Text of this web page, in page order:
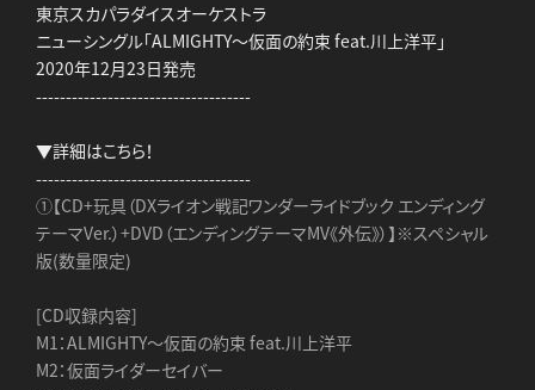
東京スカパラダイスオーケストラ
ニューシングル「ALMIGHTY～仮面の約束 feat.川上洋平」
2020年12月23日発売
------------------------------------
▼詳細はこちら！
------------------------------------
①【CD+玩具（DXライオン戦記ワンダーライドブック エンディング
テーマVer.）+DVD（エンディングテーマMV《外伝》）】※スペシャル
版(数量限定)
[CD収録内容]
M1：ALMIGHTY～仮面の約束 feat.川上洋平
M2：仮面ライダーセイバー